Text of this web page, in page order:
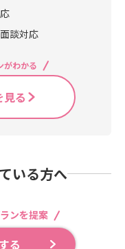
談対応
がわかる
る
いる方へ
ンを提案
る